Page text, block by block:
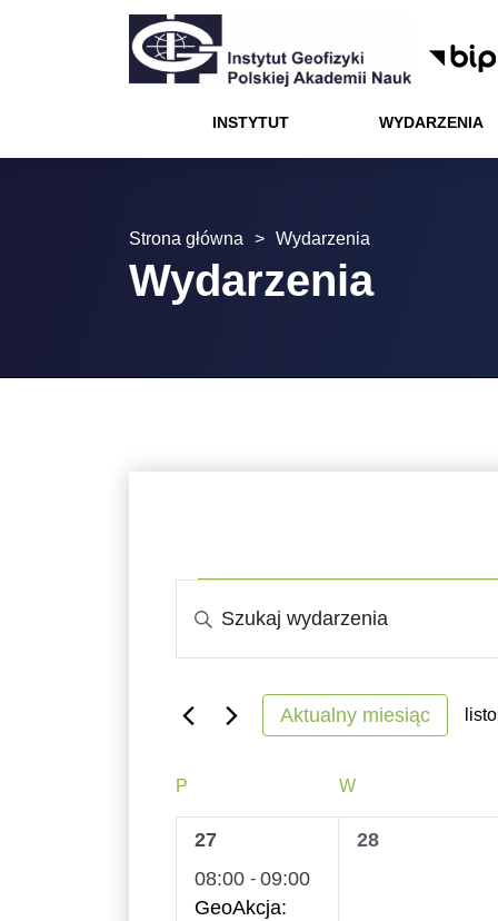
Instytut
Wydarzenia
Nauka
Oferta
Kariera
Projekty
Kontakt
INSTYTUT WYDARZENIA
Strona główna > Wydarzenia
Wydarzenia
Wydarzenia
Wydarzenia
Nawigacja
po
wyszukiwaniu
i
widokach
Wpisz
Szukaj
słowa
Wydarzenia.
Aktualny miesiąc
Kalendarz
Wydarzenia
P WWTOREK
1
27
08:00 - 09:00
GeoAkcja:
0
28